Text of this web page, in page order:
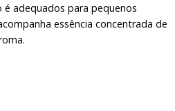
adequados para pequenos
essência concentrada de